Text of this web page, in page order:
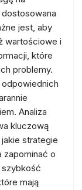
jest, aby
wartościowe i
które
problemy.
Analiza
kluczową
strategie
zapominać o
szybkość
mają